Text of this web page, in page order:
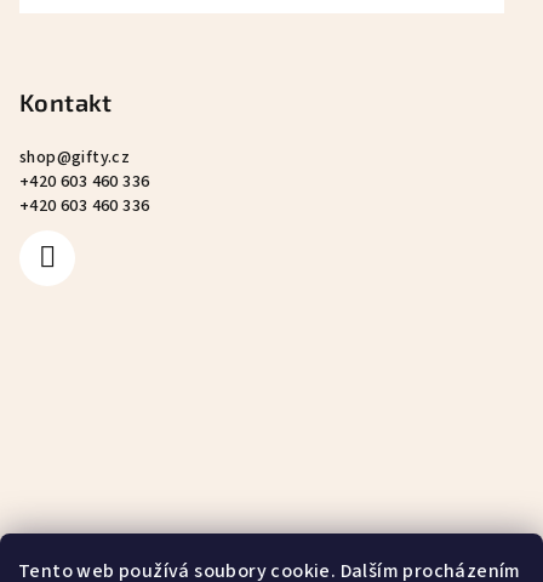
Tento web používá soubory cookie. Dalším procházením
Kontakt
shop@gifty.cz
+420 603 460 336
+420 603 460 336